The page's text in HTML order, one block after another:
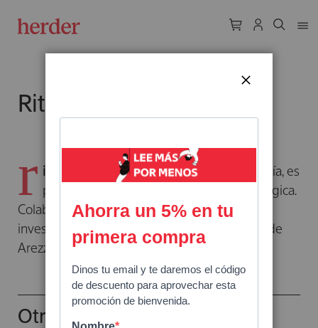
Rita Rocchi
r ita Rocchi
licenciada en filosofía y psicología, es
profesora especializada en terapia estratégica.
Colabora en las actividades de estudio e
investigación del Centro di Terapia Strategica de
Arezzo.
Otros libros del autor